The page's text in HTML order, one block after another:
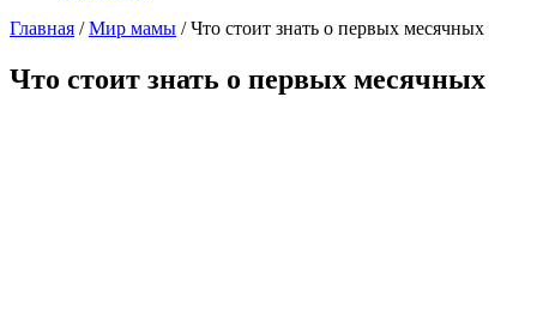
Главная / Мир мамы / Что стоит знать о первых месячных
Что стоит знать о первых месячных